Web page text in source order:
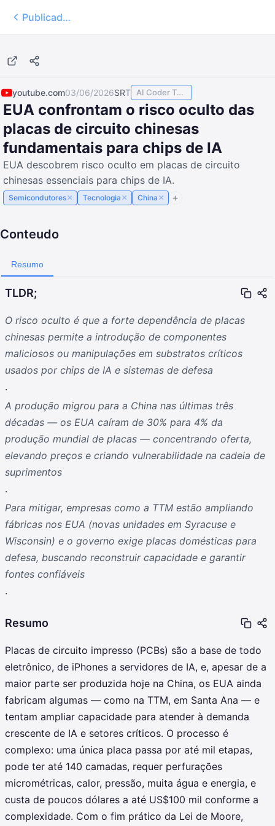
Publicados
youtube.com03/06/2026SRT AI Coder TODAY
EUA confrontam o risco oculto das
placas de circuito chinesas
fundamentais para chips de IA
EUA descobrem risco oculto em placas de circuito
chinesas essenciais para chips de IA.
Semicondutores× Tecnologia × China ×
Conteudo
Resumo
TLDR;
O risco oculto é que a forte dependência de placas
chinesas permite a introdução de componentes
maliciosos ou manipulações em substratos críticos
usados por chips de IA e sistemas de defesa
.
A produção migrou para a China nas últimas três
décadas — os EUA caíram de 30% para 4% da
produção mundial de placas — concentrando oferta,
elevando preços e criando vulnerabilidade na cadeia de
suprimentos
.
Para mitigar, empresas como a TTM estão ampliando
fábricas nos EUA (novas unidades em Syracuse e
Wisconsin) e o governo exige placas domésticas para
defesa, buscando reconstruir capacidade e garantir
fontes confiáveis
.
Resumo
Placas de circuito impresso (PCBs) são a base de todo
eletrônico, de iPhones a servidores de IA, e, apesar de a
maior parte ser produzida hoje na China, os EUA ainda
fabricam algumas — como na TTM, em Santa Ana — e
tentam ampliar capacidade para atender à demanda
crescente de IA e setores críticos. O processo é
complexo: uma única placa passa por até mil etapas,
pode ter até 140 camadas, requer perfurações
micrométricas, calor, pressão, muita água e energia, e
custa de poucos dólares a até US$100 mil conforme a
complexidade. Com o fim prático da Lei de Moore,